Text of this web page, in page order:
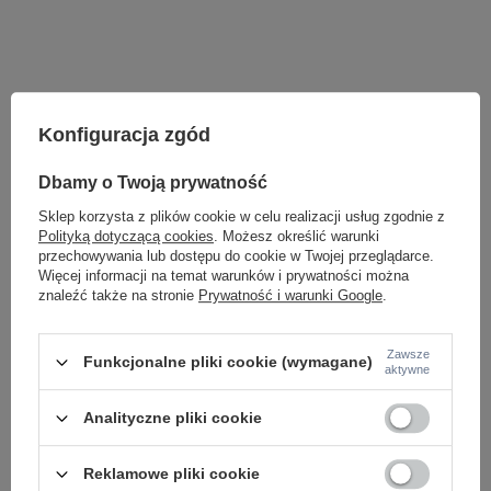
LAMPY WEWNĘTRZNE
ŻYRANDOLE
LAMPKI NOCNE
LAMPY WISZĄCE - OKRĘGI
LAMPY WISZĄCE
Konfiguracja zgód
Dbamy o Twoją prywatność
Sklep korzysta z plików cookie w celu realizacji usług zgodnie z
Polityką dotyczącą cookies. Możesz określić warunki
przechowywania lub dostępu do cookie w Twojej przeglądarce.
Więcej informacji na temat warunków i prywatności można
znaleźć także na stronie Prywatność i warunki Google.
Funkcjonalne pliki cookie (wymagane)
Zawsze
aktywne
Analityczne pliki cookie
Reklamowe pliki cookie